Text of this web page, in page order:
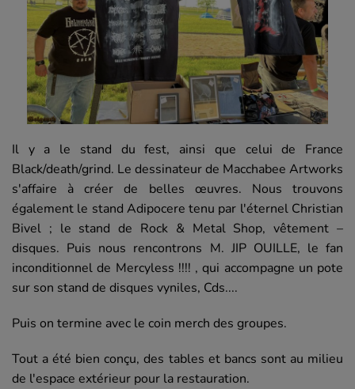
Il y a le stand du fest, ainsi que celui de France
Black/death/grind. Le dessinateur de Macchabee Artworks
s'affaire à créer de belles œuvres. Nous trouvons
également le stand Adipocere tenu par l'éternel Christian
Bivel ; le stand de Rock & Metal Shop, vêtement –
disques. Puis nous rencontrons M. JIP OUILLE, le fan
inconditionnel de Mercyless !!!! , qui accompagne un pote
sur son stand de disques vyniles, Cds....
Puis on termine avec le coin merch des groupes.
Tout a été bien conçu, des tables et bancs sont au milieu
de l'espace extérieur pour la restauration.